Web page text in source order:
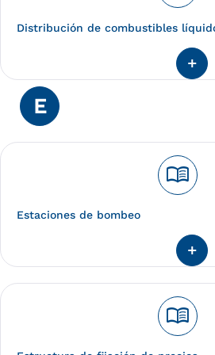
Distribución de combustibles
E
menu_book
Estaciones de bombeo
menu_book